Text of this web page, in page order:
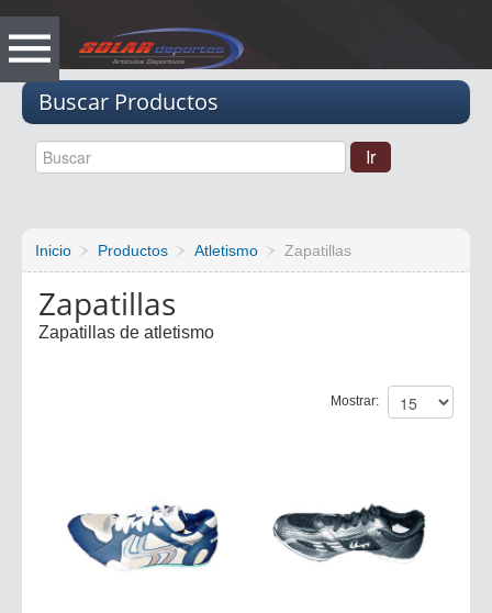
Buscar Productos
Inicio Productos Atletismo Zapatillas
Zapatillas
Zapatillas de atletismo
Mostrar: